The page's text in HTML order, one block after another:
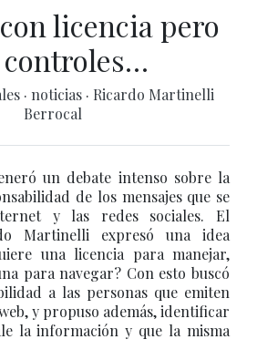
licencia pero
· noticias · Ricardo Martinelli
Berrocal
un debate intenso sobre la
de los mensajes que se
y las redes sociales. El
Martinelli expresó una idea
una licencia para manejar,
para navegar? Con esto buscó
a las personas que emiten
y propuso además, identificar
la información y que la misma